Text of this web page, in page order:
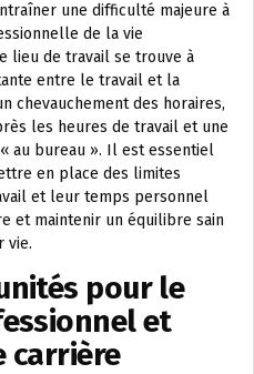
une difficulté majeure à
de la vie
lieu de travail se trouve à
entre le travail et la
chevauchement des horaires,
les heures de travail et une
au bureau ». Il est essentiel
en place des limites
et leur temps personnel
et maintenir un équilibre sain
vie.
pour le
et
carrière